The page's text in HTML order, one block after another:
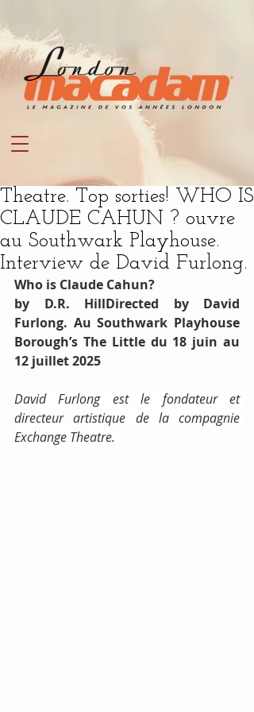
Theatre. Top sorties! WHO IS
CLAUDE CAHUN ? ouvre
au Southwark Playhouse.
Interview de David Furlong.
Who is Claude Cahun?
by D.R. HillDirected by David
Furlong. Au Southwark Playhouse
Borough’s The Little du 18 juin au
12 juillet 2025
David Furlong est le fondateur et
directeur artistique de la compagnie
Exchange Theatre.